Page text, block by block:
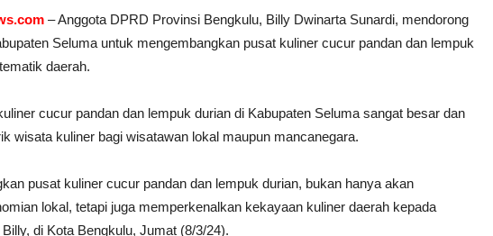
– Anggota DPRD Provinsi Bengkulu, Billy Dwinarta Sunardi, mendorong
Seluma untuk mengembangkan pusat kuliner cucur pandan dan lempuk
daerah.
cucur pandan dan lempuk durian di Kabupaten Seluma sangat besar dan
wisata kuliner bagi wisatawan lokal maupun mancanegara.
pusat kuliner cucur pandan dan lempuk durian, bukan hanya akan
lokal, tetapi juga memperkenalkan kekayaan kuliner daerah kepada
di Kota Bengkulu, Jumat (8/3/24).